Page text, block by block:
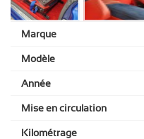
Marque
Modèle
Année
Mise en circulation
Kilométrage